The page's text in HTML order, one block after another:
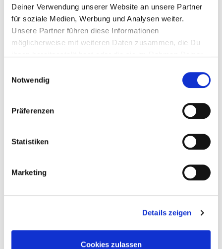
Deiner Verwendung unserer Website an unsere Partner
für soziale Medien, Werbung und Analysen weiter.
Unsere Partner führen diese Informationen
möglicherweise mit weiteren Daten zusammen, die Du
Notwendig
Präferenzen
Statistiken
Marketing
Details zeigen
Cookies zulassen
ADVISEUR BIJ JE IN DE BUURT